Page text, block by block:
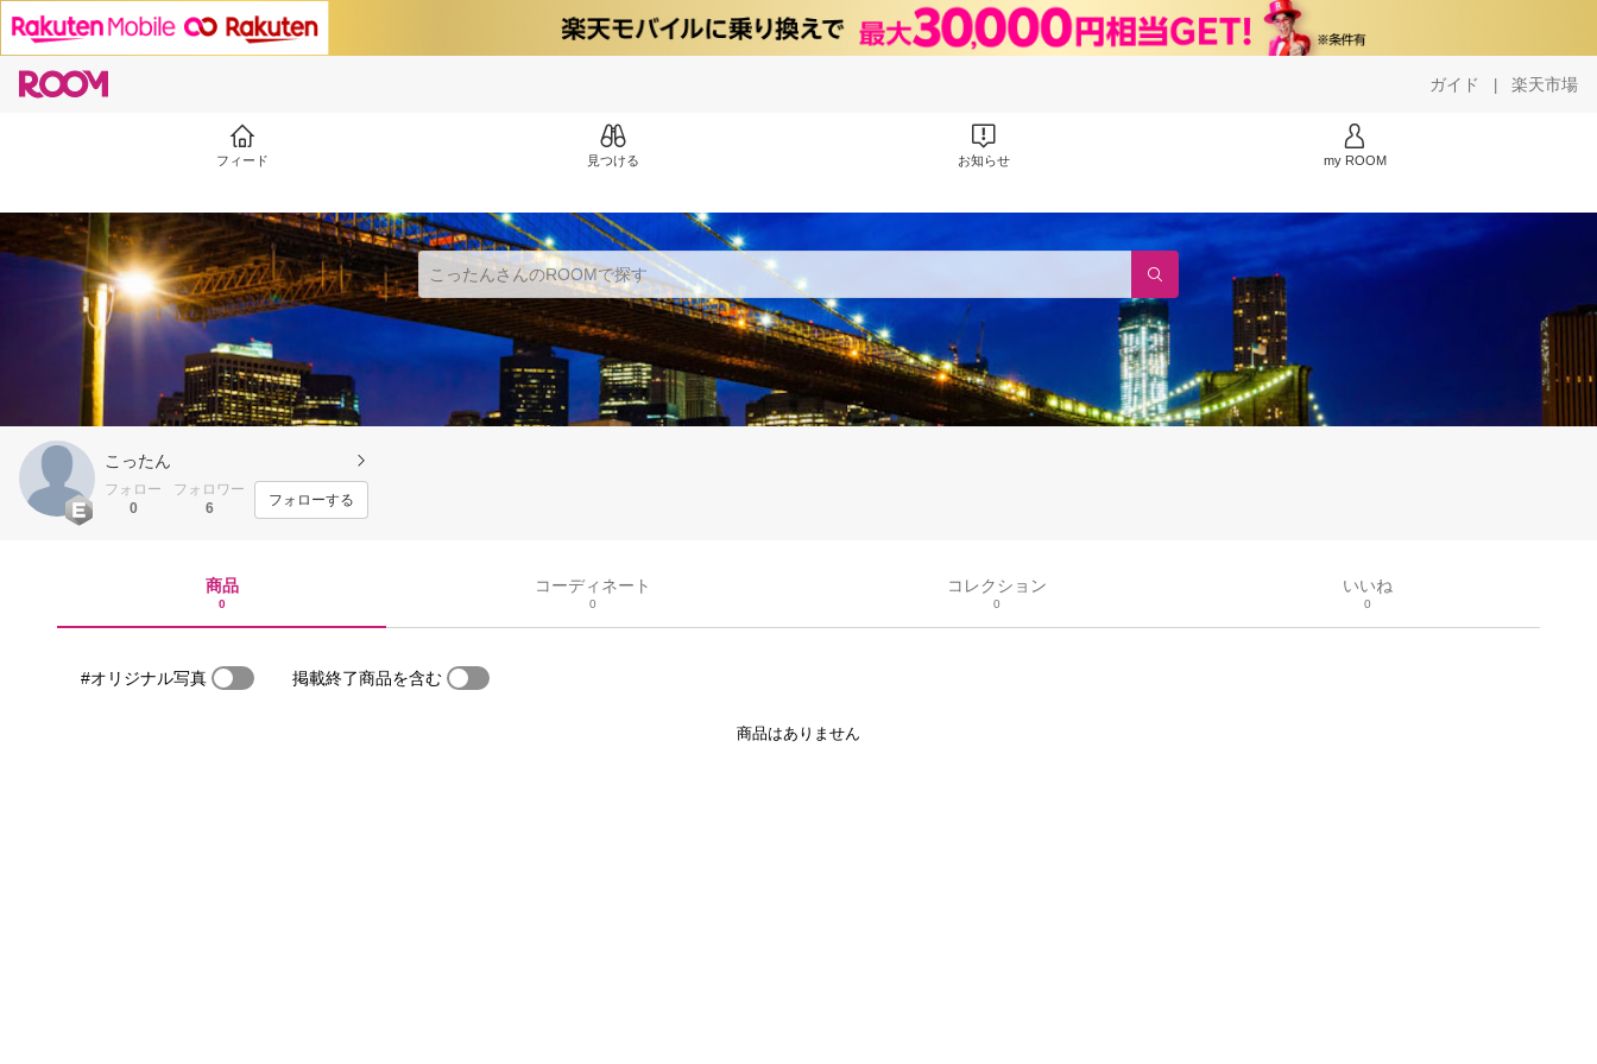
ガイド | 楽天市場
フィード 見つける お知らせ my ROOM
こったん
フォロー
0
フォロワー
6
フォローする
商品
0
コーディネート
0
コレクション
0
いいね
0
#オリジナル写真 掲載終了商品を含む
商品はありません